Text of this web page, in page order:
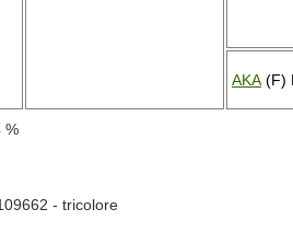
AKA (F)
%
- tricolore